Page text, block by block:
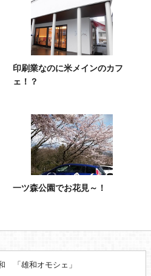
印刷業なのに米メインのカフ
ェ！？
一ツ森公園でお花見～！
「雄和オモシェ」